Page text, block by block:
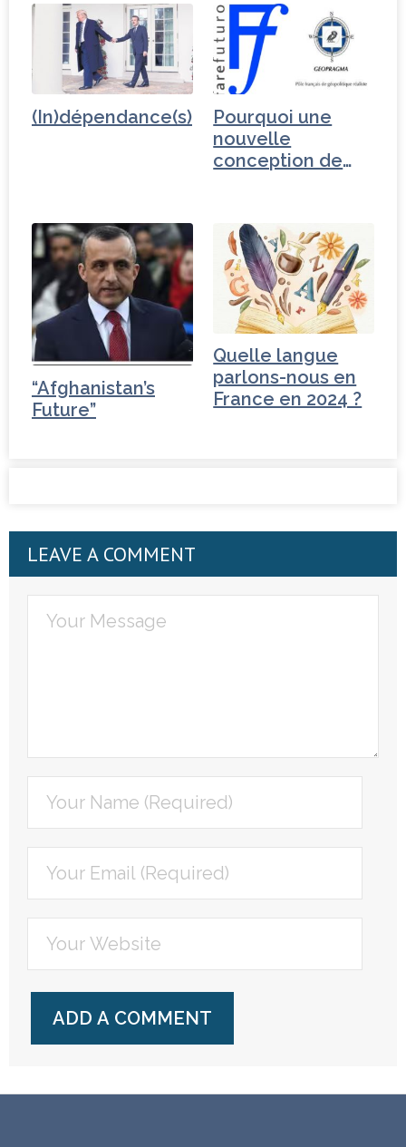
(In)dépendance(s)
Pourquoi une
nouvelle
conception de
“Afghanistan’s
Future”
Quelle langue
parlons-nous en
France en 2024 ?
LEAVE A COMMENT